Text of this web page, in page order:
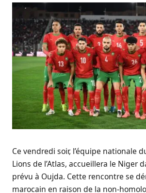
Ce vendredi soir, l’équipe nationale
Lions de l’Atlas, accueillera le Niger
prévu à Oujda. Cette rencontre se
marocain en raison de la non-